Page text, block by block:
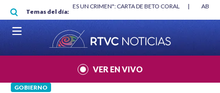
Pasar al contenido principal
Temas del día:
"HABLAR NO ES UN CRIMEN": CARTA DE BETO CORAL
VER EN VIVO
GOBIERNO